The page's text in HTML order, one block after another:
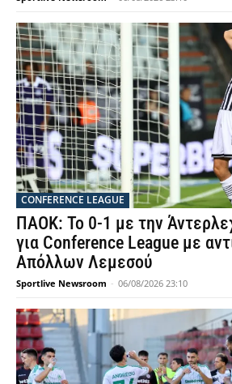
CONFERENCE LEAGUE
ΠΑΟΚ: Το 0-1 με την
για Conference League με
Απόλλων Λεμεσού
Sportlive Newsroom - 06/08/2026 23:10